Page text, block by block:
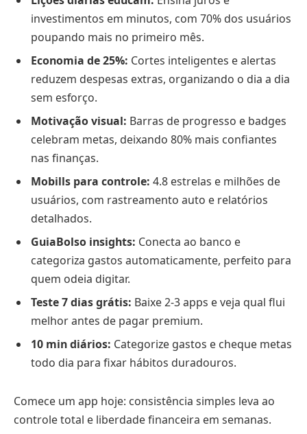
investimentos em minutos, com 70% dos usuários
poupando mais no primeiro mês.
Economia de 25%: Cortes inteligentes e alertas
reduzem despesas extras, organizando o dia a dia
sem esforço.
Motivação visual: Barras de progresso e badges
celebram metas, deixando 80% mais confiantes
nas finanças.
Mobills para controle: 4.8 estrelas e milhões de
usuários, com rastreamento auto e relatórios
detalhados.
GuiaBolso insights: Conecta ao banco e
categoriza gastos automaticamente, perfeito para
quem odeia digitar.
Teste 7 dias grátis: Baixe 2-3 apps e veja qual flui
melhor antes de pagar premium.
10 min diários: Categorize gastos e cheque metas
todo dia para fixar hábitos duradouros.
Comece um app hoje: consistência simples leva ao
controle total e liberdade financeira em semanas.